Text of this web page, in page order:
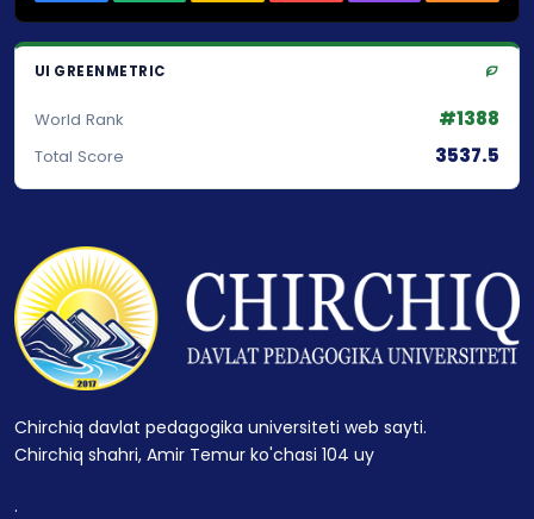
UI GREENMETRIC
World Rank #1388
Total Score 3537.5
Chirchiq davlat pedagogika universiteti web sayti.
Chirchiq shahri, Amir Temur ko'chasi 104 uy
.